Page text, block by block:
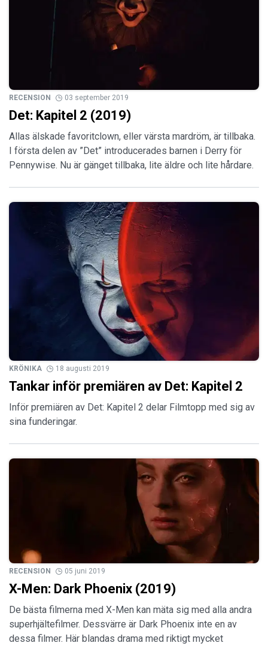
RECENSION 03 september 2019
Det: Kapitel 2 (2019)
Allas älskade favoritclown, eller värsta mardröm, är tillbaka.
I första delen av ”Det” introducerades barnen i Derry för
Pennywise. Nu är gänget tillbaka, lite äldre och lite hårdare.
KRÖNIKA 18 augusti 2019
Tankar inför premiären av Det: Kapitel 2
Inför premiären av Det: Kapitel 2 delar Filmtopp med sig av
sina funderingar.
RECENSION 05 juni 2019
X-Men: Dark Phoenix (2019)
De bästa filmerna med X-Men kan mäta sig med alla andra
superhjältefilmer. Dessvärre är Dark Phoenix inte en av
dessa filmer. Här blandas drama med riktigt mycket